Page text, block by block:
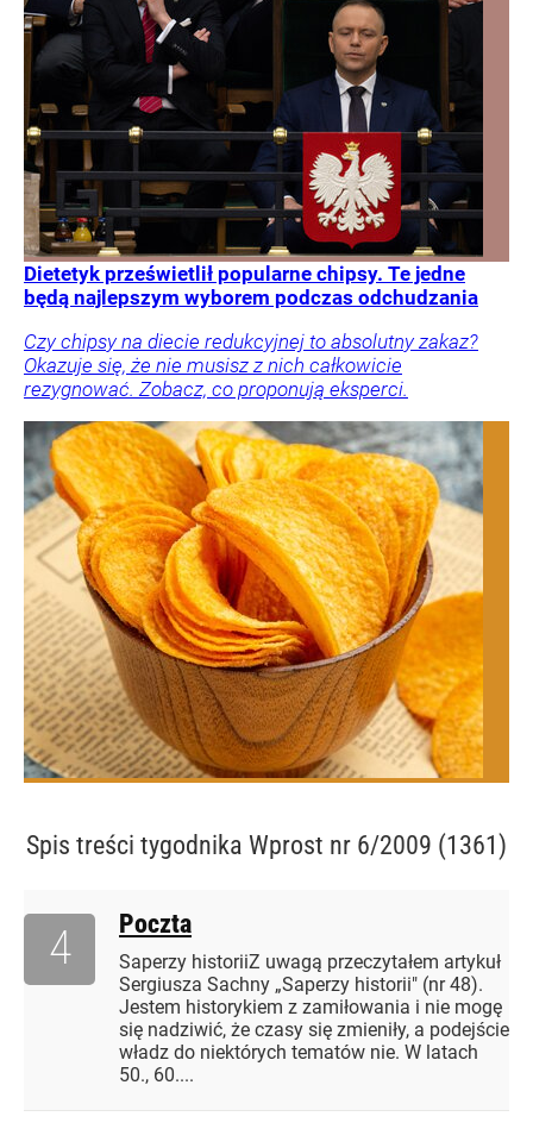
Dietetyk prześwietlił popularne chipsy. Te jedne
będą najlepszym wyborem podczas odchudzania
Czy chipsy na diecie redukcyjnej to absolutny zakaz?
Okazuje się, że nie musisz z nich całkowicie
rezygnować. Zobacz, co proponują eksperci.
Spis treści tygodnika Wprost nr 6/2009 (1361)
Poczta
Saperzy historiiZ uwagą przeczytałem artykuł
Sergiusza Sachny „Saperzy historii" (nr 48).
Jestem historykiem z zamiłowania i nie mogę
się nadziwić, że czasy się zmieniły, a podejście
władz do niektórych tematów nie. W latach
50., 60....
4